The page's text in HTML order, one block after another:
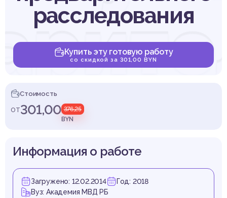
расследования
Купить эту готовую работу
со скидкой за 301,00 BYN
Стоимость
от301,00 376,25
BYN
Информация о работе
Загружено: 12.02.2014
Год: 2018
Вуз: Академия МВД РБ